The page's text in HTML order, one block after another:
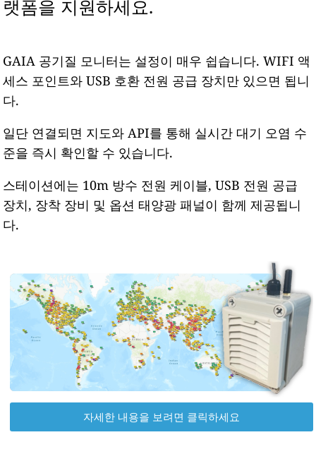
랫폼을 지원하세요.
GAIA 공기질 모니터는 설정이 매우 쉽습니다. WIFI 액
세스 포인트와 USB 호환 전원 공급 장치만 있으면 됩니
다.
일단 연결되면 지도와 API를 통해 실시간 대기 오염 수
준을 즉시 확인할 수 있습니다.
스테이션에는 10m 방수 전원 케이블, USB 전원 공급
장치, 장착 장비 및 옵션 태양광 패널이 함께 제공됩니
다.
자세한 내용을 보려면 클릭하세요